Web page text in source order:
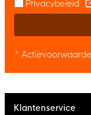
Privacybeleid
*
Klantenservice